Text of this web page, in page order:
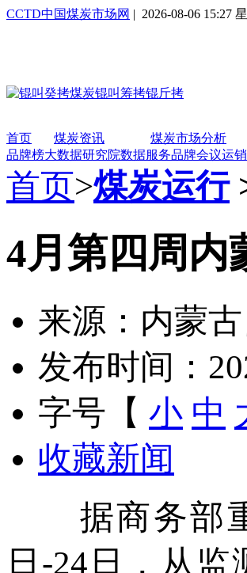
CCTD中国煤炭市场网 | 2026-08-06 15:27
首页 煤炭资讯 煤炭市场分析
品牌榜大数据研究院数据服务品牌会议运
首页>煤炭运行
4月第四周内
来源：内蒙
发布时间：
字号【 小 中
收藏新闻
据商务部重
日-24日，从